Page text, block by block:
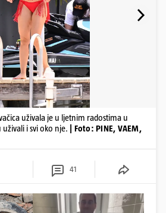
uživala je u ljetnim radostima u
i svi oko nje.
| Foto: PINE, VAEM,
41